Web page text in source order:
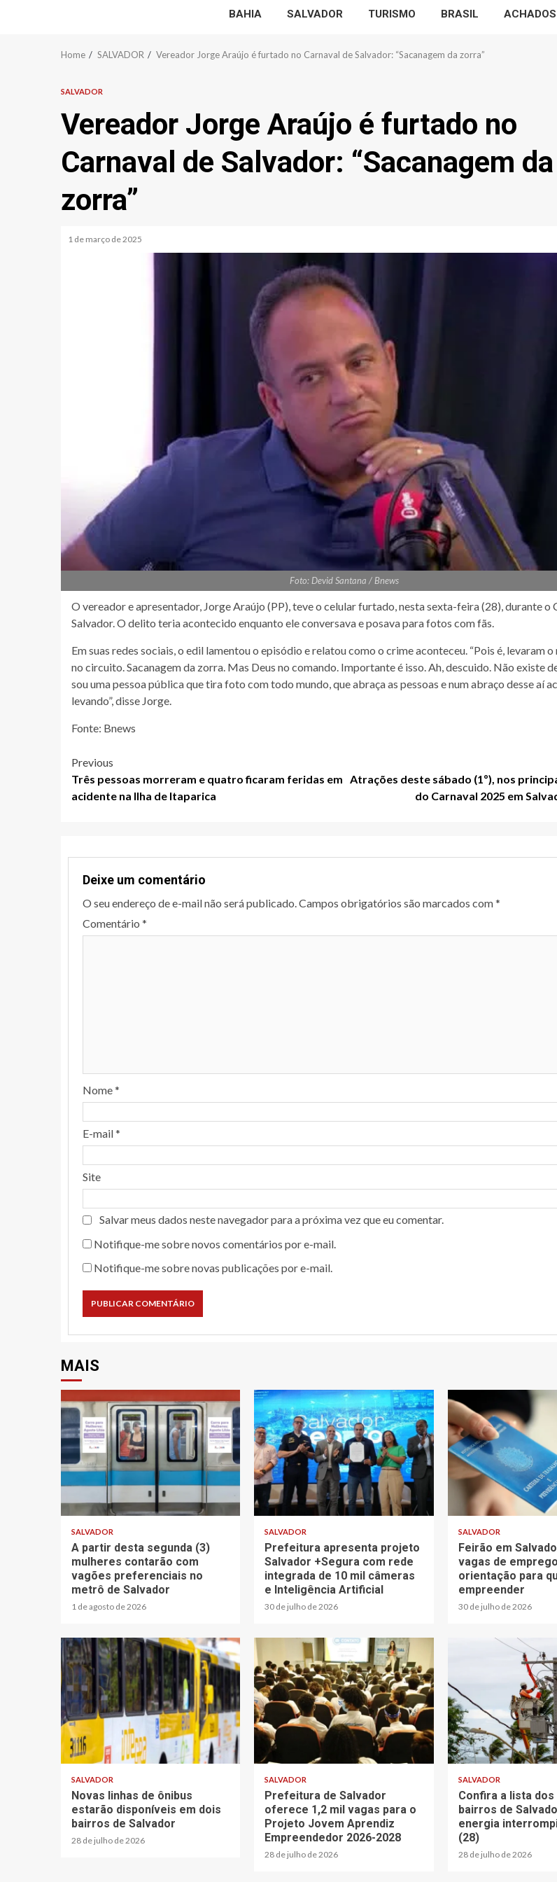
BAHIA SALVADOR TURISMO BRASIL ACHADOS
Home SALVADOR Vereador Jorge Araújo é furtado no Carnaval de Salvador: “Sacanagem da zorra”
SALVADOR
Vereador Jorge Araújo é furtado no
Carnaval de Salvador: “Sacanagem da
zorra”
1 de março de 2025
Foto: Devid Santana / Bnews
O vereador e apresentador, Jorge Araújo (PP), teve o celular furtado, nesta sexta-feira (28), durante o
Salvador. O delito teria acontecido enquanto ele conversava e posava para fotos com fãs.
Em suas redes sociais, o edil lamentou o episódio e relatou como o crime aconteceu. “Pois é, levaram o
no circuito. Sacanagem da zorra. Mas Deus no comando. Importante é isso. Ah, descuido. Não existe
sou uma pessoa pública que tira foto com todo mundo, que abraça as pessoas e num abraço desse aí
levando”, disse Jorge.
Fonte: Bnews
Post
navigation
Previous
Três pessoas morreram e quatro ficaram feridas em
acidente na Ilha de Itaparica
Atrações deste sábado (1º), nos
do Carnaval 2025 em
Deixe um comentário
O seu endereço de e-mail não será publicado. Campos obrigatórios são marcados com*
Comentário *
Nome*
E-mail*
Site
Salvar meus dados neste navegador para a próxima vez que eu comentar.
Notifique-me sobre novos comentários por e-mail.
Notifique-me sobre novas publicações por e-mail.
MAIS
SALVADOR
A partir desta segunda (3)
mulheres contarão com
vagões preferenciais no
metrô de Salvador
1 de agosto de 2026
SALVADOR
Prefeitura apresenta projeto
Salvador +Segura com rede
integrada de 10 mil câmeras
e Inteligência Artificial
30 de julho de 2026
SALVADOR
Feirão em
vagas de
orientação para
empreender
30 de julho de 2026
SALVADOR
Novas linhas de ônibus
estarão disponíveis em dois
bairros de Salvador
28 de julho de 2026
SALVADOR
Prefeitura de Salvador
oferece 1,2 mil vagas para o
Projeto Jovem Aprendiz
Empreendedor 2026-2028
28 de julho de 2026
SALVADOR
Confira a lista dos
bairros de
energia
(28)
28 de julho de 2026